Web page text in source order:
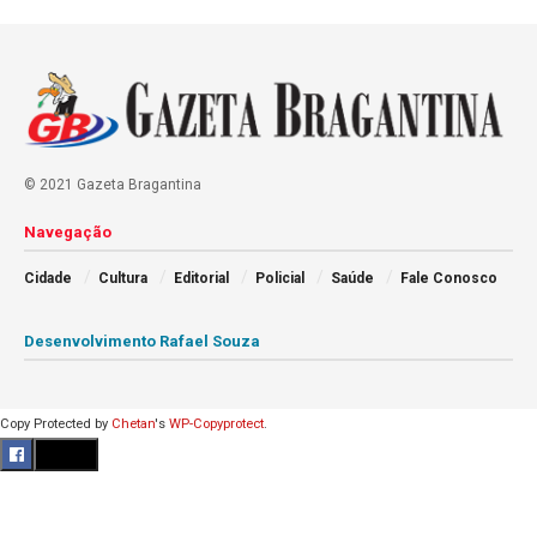
© 2021 Gazeta Bragantina
Navegação
Cidade Cultura Editorial Policial Saúde Fale Conosco
Desenvolvimento Rafael Souza
Copy Protected by Chetan's WP-Copyprotect.